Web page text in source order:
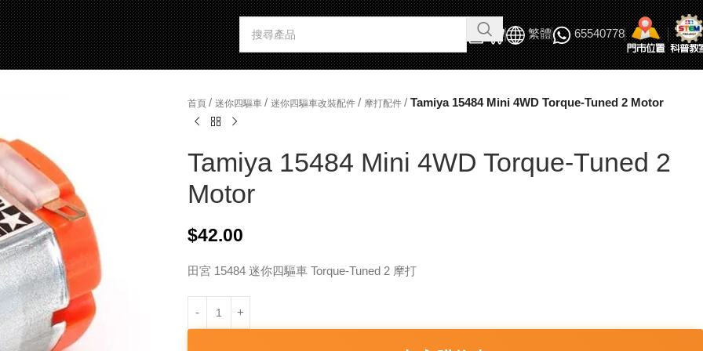
繁體 65540778
首頁 / 迷你四驅車 / 迷你四驅車改裝配件 / 摩打配件 / Tamiya 15484 Mini 4WD Torque-Tuned 2 Motor
Tamiya 15484 Mini 4WD Torque-Tuned 2
Motor
$42.00
田宮 15484 迷你四驅車 Torque-Tuned 2 摩打